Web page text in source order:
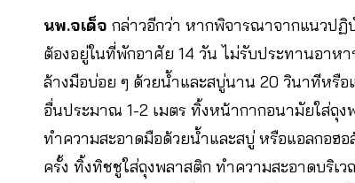
นพ.จเด็จ กล่าวอีกว่า หากพิจารณาจากแนวปฏิ
ต้องอยู่ในที่พักอาศัย 14 วัน ไม่รับประทานอาห
ล้างมือบ่อย ๆ ด้วยน้ำและสบู่นาน 20 วินาทีหรื
อื่นประมาณ 1-2 เมตร ทิ้งหน้ากากอนามัยใส่ถุ
ทำความสะอาดมือด้วยน้ำและสบู่ หรือแอลกอฮ
ครั้ง ทิ้งทิชชูใส่ถุงพลาสติก ทำความสะอาดบริเ